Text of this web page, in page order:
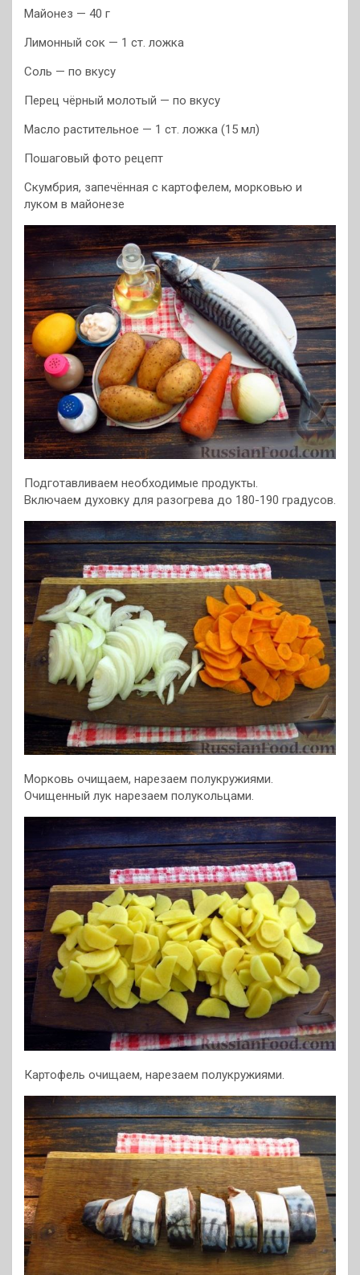
Майонез — 40 г
Лимонный сок — 1 ст. ложка
Соль — по вкусу
Перец чёрный молотый — по вкусу
Масло растительное — 1 ст. ложка (15 мл)
Пошаговый фото рецепт
Скумбрия, запечённая с картофелем, морковью и
луком в майонезе
Подготавливаем необходимые продукты.
Включаем духовку для разогрева до 180-190 градусов.
Морковь очищаем, нарезаем полукружиями.
Очищенный лук нарезаем полукольцами.
Картофель очищаем, нарезаем полукружиями.